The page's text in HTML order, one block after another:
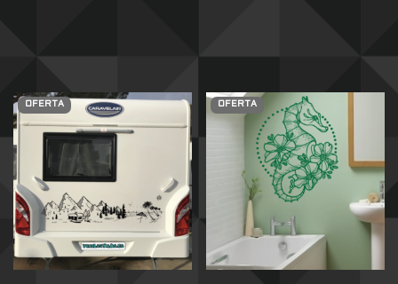
OFERTA OFERTA